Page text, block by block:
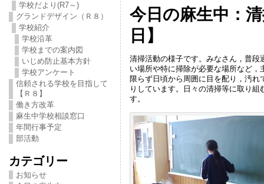
学校だより(R7～)
グランドデザイン（Ｒ８）
学校紹介
学校沿革
学校までの案内図
いじめ防止基本方針
学校アンケート
信頼される学校を目指して
【Ｒ８】
働き方改革
麻生中学校相談窓口
年間行事予定
部活動
カテゴリー
お知らせ
今日の麻生中：
日】
清掃活動の様子です。みなさん，普
い場所や特に掃除が必要な場所など
限らず日頃から周囲に目を配り，汚
りしています。日々の清掃等に取り
す。